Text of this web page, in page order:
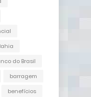
do Brasil
barragem
benefícios